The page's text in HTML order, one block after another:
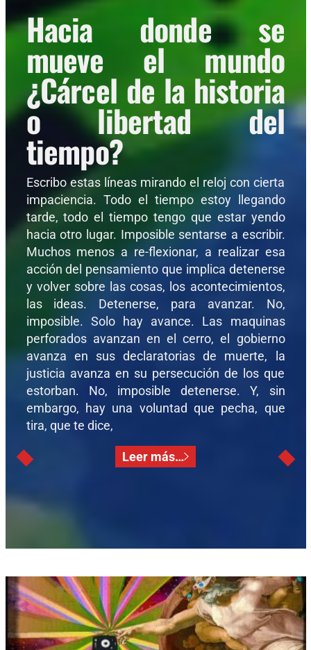
Hacia donde se
mueve el mundo
¿Cárcel de la historia
o libertad del
tiempo?
Escribo estas líneas mirando el reloj con cierta
impaciencia. Todo el tiempo estoy llegando
tarde, todo el tiempo tengo que estar yendo
hacia otro lugar. Imposible sentarse a escribir.
Muchos menos a re-flexionar, a realizar esa
acción del pensamiento que implica detenerse
y volver sobre las cosas, los acontecimientos,
las ideas. Detenerse, para avanzar. No,
imposible. Solo hay avance. Las maquinas
perforados avanzan en el cerro, el gobierno
avanza en sus declaratorias de muerte, la
justicia avanza en su persecución de los que
estorban. No, imposible detenerse. Y, sin
embargo, hay una voluntad que pecha, que
tira, que te dice,
Leer más…